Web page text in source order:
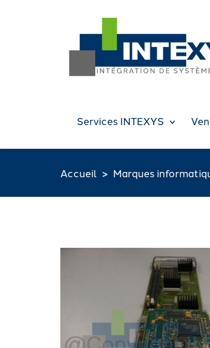
Services INTEXYS
Accueil Marques